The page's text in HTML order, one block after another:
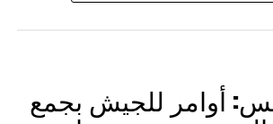
قانون الغاب، مشيرا إلى أن على
أن المخرج الوحيد لرفع الحصار عنها يتمثل
أوامر للجيش بجمع